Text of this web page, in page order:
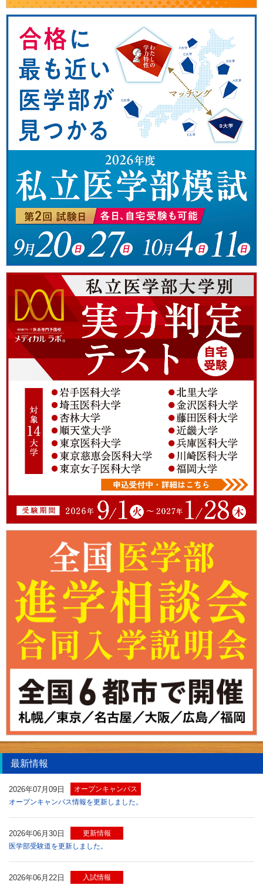
最新情報
2026年07月09日
オープンキャンパス
オープンキャンパス情報を更新しました。
2026年06月30日
更新情報
医学部受験道を更新しました。
2026年06月22日
入試情報